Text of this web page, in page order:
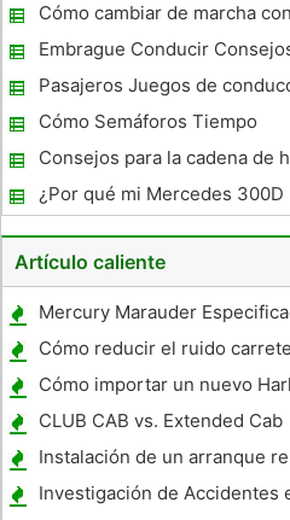
Cómo cambiar de marcha
doble embrague
Embrague Conducir
transmisión manual
Pasajeros Juegos de
Cómo Semáforos Tiempo
Consejos para la cadena de
Wheeler
¿Por qué mi Mercedes 300D
energía subir colinas?
Artículo caliente
Mercury Marauder
Cómo reducir el ruido
Cómo importar un nuevo
Australia
CLUB CAB vs. Extended Cab
Instalación de un arranque
automático en un vehículo
Investigación de Accidentes